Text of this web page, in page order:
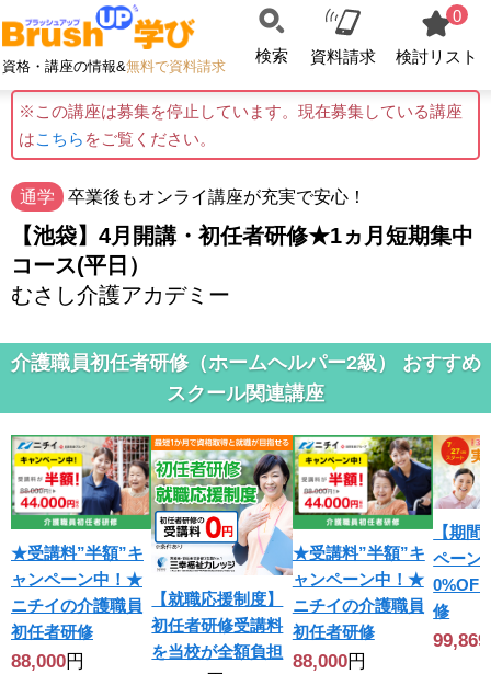
資格・講座の情報&無料で資料請求
検索 資料請求
0
検討リスト
※この講座は募集を停止しています。現在募集している講座
はこちら をご覧ください。
通学 卒業後もオンライ講座が充実で安心！
【池袋】4月開講・初任者研修★1ヵ月短期集中
コース(平日）
むさし介護アカデミー
介護職員初任者研修（ホームヘルパー2級） おすすめ
スクール関連講座
★受講料”半額”キ
ャンペーン中！★
ニチイの介護職員
初任者研修
88,000円
【就職応援制度】
初任者研修受講料
を当校が全額負担
★受講料”半額”キ
ャンペーン中！★
ニチイの介護職員
初任者研修
88,000円
【期
ペーン
修
99,869